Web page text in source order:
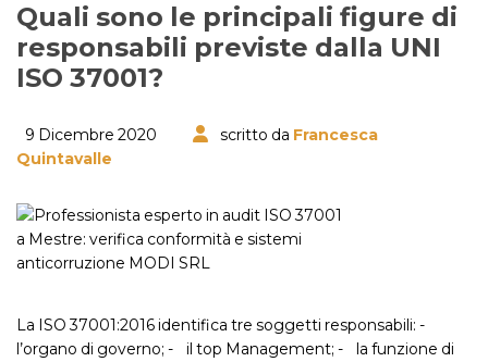
Quali sono le principali figure di
responsabili previste dalla UNI
ISO 37001?
9 Dicembre 2020 scritto da Francesca
Quintavalle
La ISO 37001:2016 identifica tre soggetti responsabili: -
l’organo di governo; - il top Management; - la funzione di